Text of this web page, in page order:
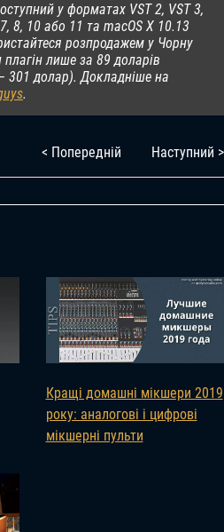
у форматах VST 2, VST 3,
8, 10 або 11 та macOS X 10.13
розпродажем у Чорну
лише за 89 доларів
301 долар). Докладніше на
.
< Попередній Наступний >
Кращі домашні мікшери 2019
року: аналогові і цифрові
мікшерні пульти